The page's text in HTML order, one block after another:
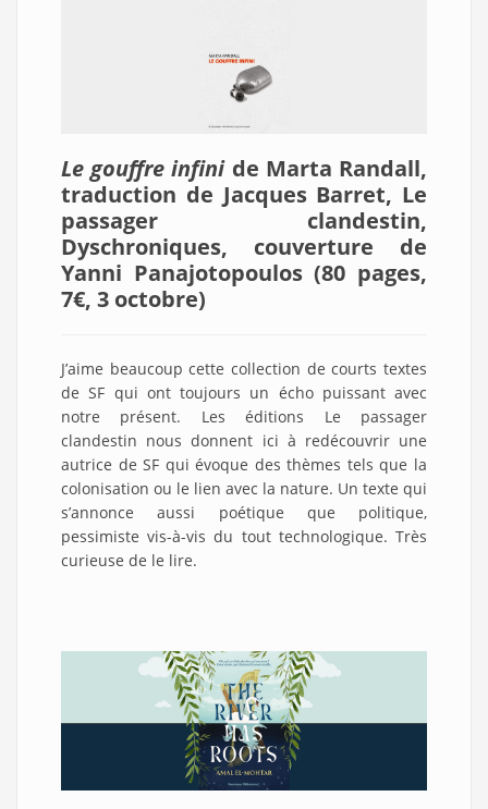
Le gouffre infinide Marta Randall,
traduction de Jacques Barret, Le
passager clandestin,
Dyschroniques, couverture de
Yanni Panajotopoulos (80 pages,
7€, 3 octobre)
J’aime beaucoup cette collection de courts textes
de SF qui ont toujours un écho puissant avec
notre présent. Les éditions Le passager
clandestin nous donnent ici à redécouvrir une
autrice de SF qui évoque des thèmes tels que la
colonisation ou le lien avec la nature. Un texte qui
s’annonce aussi poétique que politique,
pessimiste vis-à-vis du tout technologique. Très
curieuse de le lire.